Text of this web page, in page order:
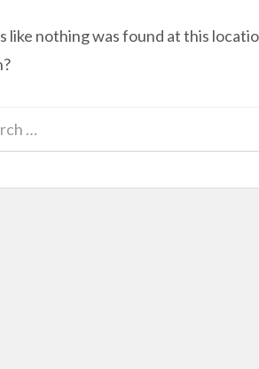
like nothing was found at this